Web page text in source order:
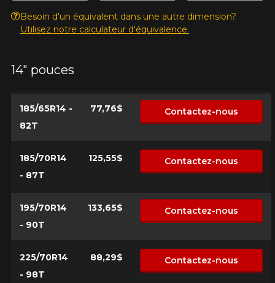
Besoin d'un équivalent dans une autre dimension?
Utilisez notre calculateur d'équivalence.
14" pouces
185/65R14 -
82T
77,76$ Contactez-nous
185/70R14
- 87T
125,55$ Contactez-nous
195/70R14
- 90T
133,65$ Contactez-nous
225/70R14
- 98T
88,29$ Contactez-nous
KM parcourus
Style de conduite
Note
1
2
VOICI LES DIMENSIONS POUR VOTRE VÉHICULE
Que magasinez-vous?
Malheureusement, aucun résultat ne
présentement. Nous aimerions vous
aider à trouver le produit qu'il vous faut.